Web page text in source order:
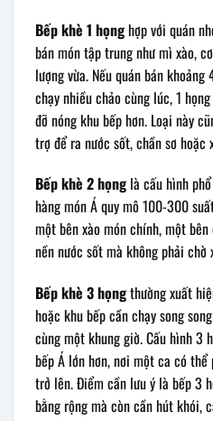
Bếp khè 1 họng hợp với quán
bán món tập trung như mì xào,
lượng vừa. Nếu quán bán
chạy nhiều chảo cùng lúc, 1
đỡ nóng khu bếp hơn. Loại này
trợ để ra nước sốt, chần sơ hoặc
Bếp khè 2 họng là cấu hình
hàng món Á quy mô 100-300
một bên xào món chính, một
nền nước sốt mà không phải chờ
Bếp khè 3 họngthường xuất
hoặc khu bếp cần chạy song
cùng một khung giờ. Cấu hình 3
bếp Á lớn hơn, nơi một ca có thể
trở lên. Điểm cần lưu ý là bếp 3
bằng rộng mà còn cần hút khói,